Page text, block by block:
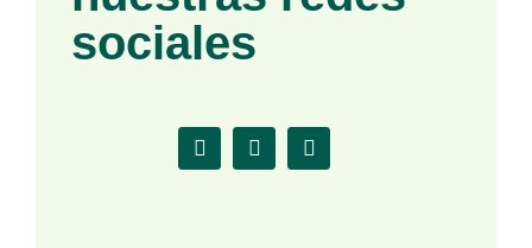
sociales